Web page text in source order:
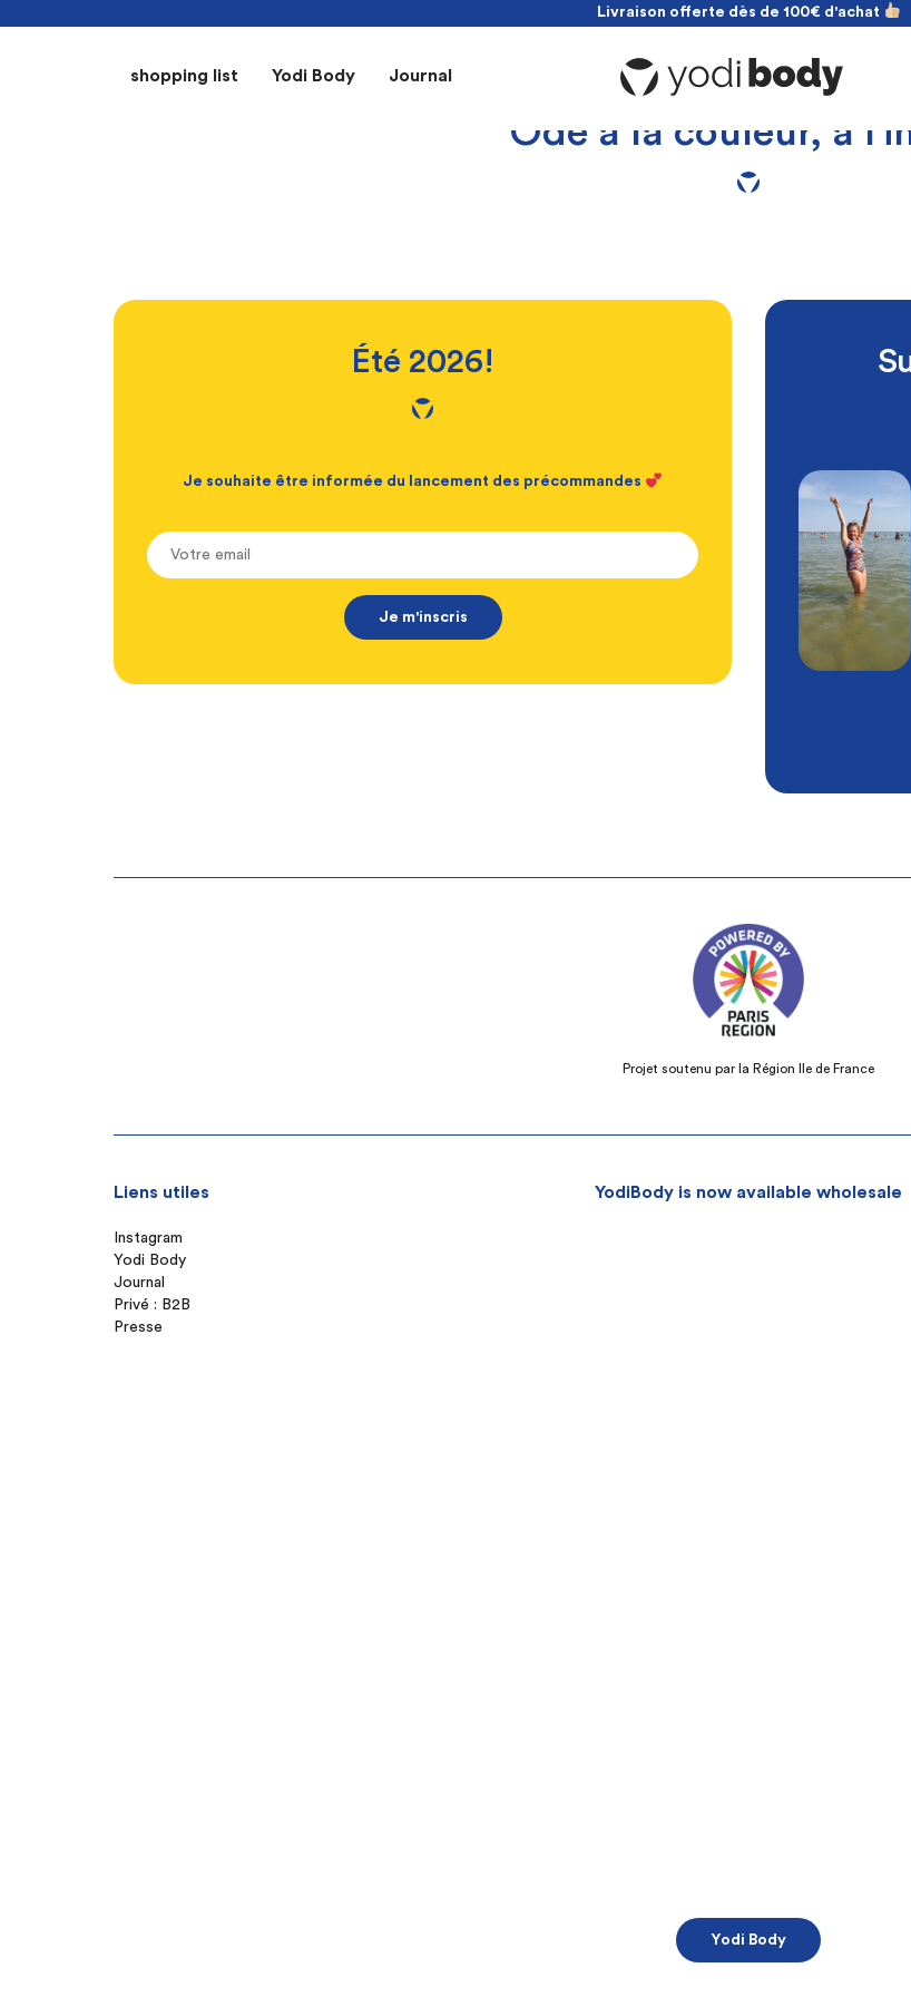
Livraison offerte dès de 100€ d'achat
Livraison offerte dès de 100€ d'achat
shopping list Yodi Body Journal
Ode à la couleur, à
Été 2026!
Je souhaite être informée du lancement des précommandes
Projet soutenu par la Région Ile de France
Liens utiles
Instagram
Yodi Body
Journal
Privé : B2B
Presse
YodiBody is now available wholesale
Yodi Body